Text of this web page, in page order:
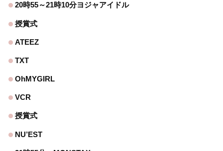
20時55～21時10分ヨジャアイドル
授賞式
ATEEZ
TXT
OhMYGIRL
VCR
授賞式
NU’EST